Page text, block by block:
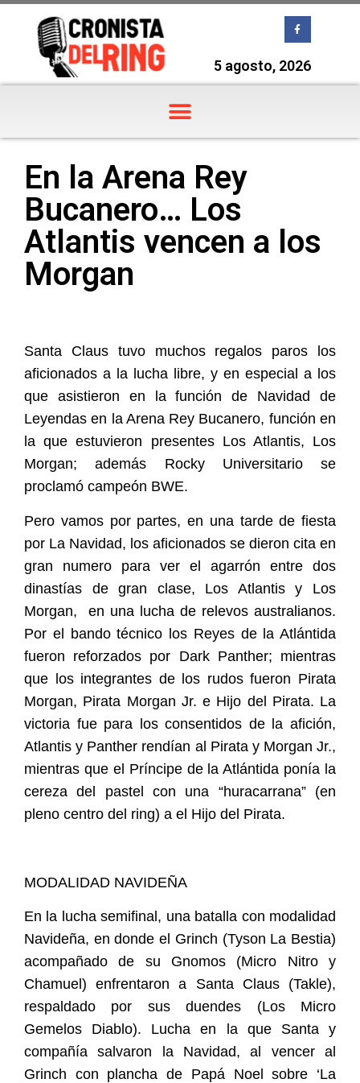
5 agosto, 2026
En la Arena Rey
Bucanero… Los
Atlantis vencen a los
Morgan
Santa Claus tuvo muchos regalos paros los
aficionados a la lucha libre, y en especial a los
que asistieron en la función de Navidad de
Leyendas en la Arena Rey Bucanero, función en
la que estuvieron presentes Los Atlantis, Los
Morgan; además Rocky Universitario se
proclamó campeón BWE.
Pero vamos por partes, en una tarde de fiesta
por La Navidad, los aficionados se dieron cita en
gran numero para ver el agarrón entre dos
dinastías de gran clase, Los Atlantis y Los
Morgan,
en una lucha de relevos australianos.
Por el bando técnico los Reyes de la Atlántida
fueron reforzados por Dark Panther; mientras
que los integrantes de los rudos fueron Pirata
Morgan, Pirata Morgan Jr. e Hijo del Pirata. La
victoria fue para los consentidos de la afición,
Atlantis y Panther rendían al Pirata y Morgan Jr.,
mientras que el Príncipe de la Atlántida ponía la
cereza del pastel con una “huracarrana” (en
pleno centro del ring) a el Hijo del Pirata.
MODALIDAD NAVIDEÑA
En la lucha semifinal, una batalla con modalidad
Navideña, en donde el Grinch (Tyson La Bestia)
acompañado de su Gnomos (Micro Nitro y
Chamuel) enfrentaron a Santa Claus (Takle),
respaldado por sus duendes (Los Micro
Gemelos Diablo). Lucha en la que Santa y
compañía salvaron la Navidad, al vencer al
Grinch con plancha de Papá Noel sobre ‘La